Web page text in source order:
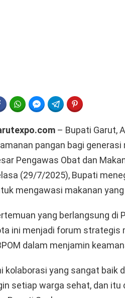
FACEBOOKWHATSAPPFACEBOOK
TELEGRAM
– Bupati Garut,
pangan bagi
Pengawas Obat dan
(29/7/2025), Bupati
mengawasi makanan
yang berlangsung di
ini menjadi forum strategis
dalam menjamin
kolaborasi yang sangat baik
setiap warga sehat, dan itu